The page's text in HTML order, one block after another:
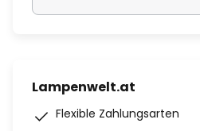
Lampenwelt.at
Flexible Zahlungsarten